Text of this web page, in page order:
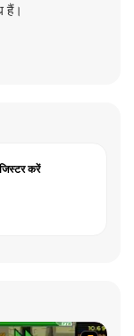
हैं।
करें